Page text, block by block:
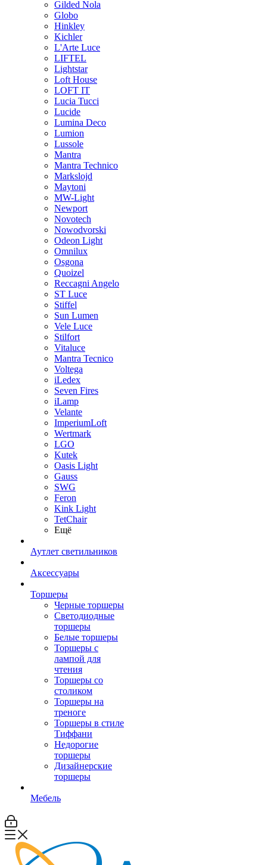
Gilded Nola
Globo
Hinkley
Kichler
L'Arte Luce
LIFTEL
Lightstar
Loft House
LOFT IT
Lucia Tucci
Lucide
Lumina Deco
Lumion
Lussole
Mantra
Mantra Technico
Markslojd
Maytoni
MW-Light
Newport
Novotech
Nowodvorski
Odeon Light
Omnilux
Osgona
Quoizel
Reccagni Angelo
ST Luce
Stiffel
Sun Lumen
Vele Luce
Stilfort
Vitaluce
Mantra Tecnico
Voltega
iLedex
Seven Fires
iLamp
Velante
ImperiumLoft
Wertmark
LGO
Kutek
Oasis Light
Gauss
SWG
Feron
Kink Light
TetСhair
Ещё
Аутлет светильников
Аксессуары
Торшеры
Черные торшеры
Светодиодные
торшеры
Белые торшеры
Торшеры с
лампой для
чтения
Торшеры со
столиком
Торшеры на
треноге
Торшеры в стиле
Тиффани
Недорогие
торшеры
Дизайнерские
торшеры
Мебель